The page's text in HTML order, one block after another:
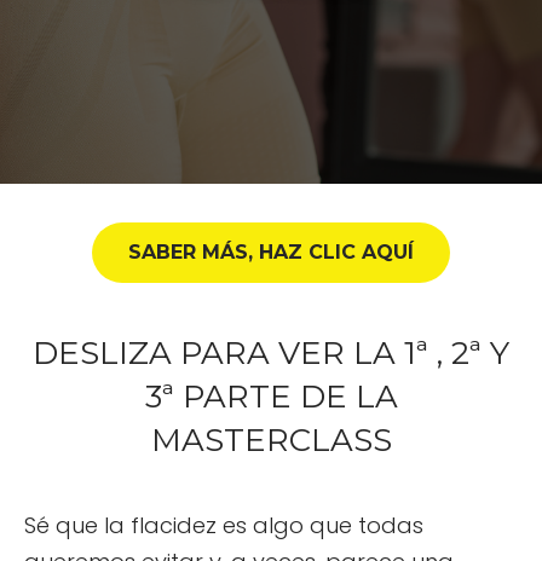
SABER MÁS, HAZ CLIC AQUÍ
DESLIZA PARA VER LA 1ª , 2ª Y
3ª PARTE DE LA
MASTERCLASS
Sé que la flacidez es algo que todas